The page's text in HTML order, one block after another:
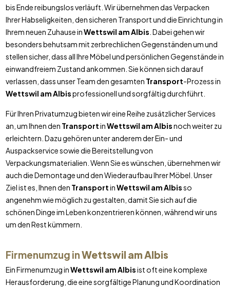
bis Ende reibungslos verläuft. Wir übernehmen das Verpacken
Ihrer Habseligkeiten, den sicheren Transport und die Einrichtung in
Ihrem neuen Zuhause inWettswil am Albis . Dabei gehen wir
besonders behutsam mit zerbrechlichen Gegenständen um und
stellen sicher, dass all Ihre Möbel und persönlichen Gegenstände in
einwandfreiem Zustand ankommen. Sie können sich darauf
verlassen, dass unser Team den gesamten Transport-Prozess in
Wettswil am Albisprofessionell und sorgfältig durchführt.
Für Ihren Privatumzug bieten wir eine Reihe zusätzlicher Services
an, um Ihnen den TransportinWettswil am Albisnoch weiter zu
erleichtern. Dazu gehören unter anderem der Ein- und
Auspackservice sowie die Bereitstellung von
Verpackungsmaterialien. Wenn Sie es wünschen, übernehmen wir
auch die Demontage und den Wiederaufbau Ihrer Möbel. Unser
Ziel ist es, Ihnen den TransportinWettswil am Albisso
angenehm wie möglich zu gestalten, damit Sie sich auf die
schönen Dinge im Leben konzentrieren können, während wir uns
um den Rest kümmern.
Firmenumzug inWettswil am Albis
Ein Firmenumzug inWettswil am Albisist oft eine komplexe
Herausforderung, die eine sorgfältige Planung und Koordination